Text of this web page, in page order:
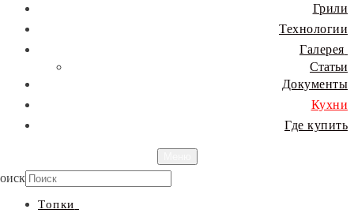
Грили
Технологии
Галерея
Статьи
Документы
Кухни
Где купить
Топки